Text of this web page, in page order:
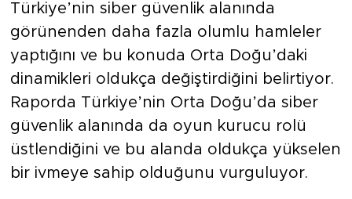
Türkiye’nin siber güvenlik alanında
görünenden daha fazla olumlu hamleler
yaptığını ve bu konuda Orta Doğu’daki
dinamikleri oldukça değiştirdiğini belirtiyor.
Raporda Türkiye’nin Orta Doğu’da siber
güvenlik alanında da oyun kurucu rolü
üstlendiğini ve bu alanda oldukça yükselen
bir ivmeye sahip olduğunu vurguluyor.